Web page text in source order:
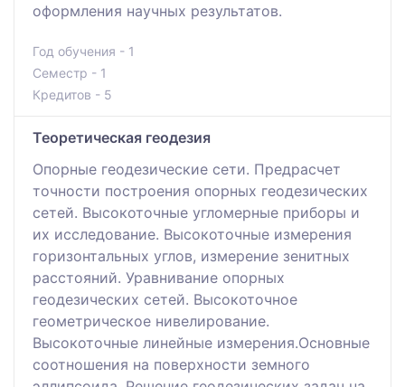
оформления научных результатов.
Год обучения - 1
Семестр - 1
Кредитов - 5
Теоретическая геодезия
Опорные геодезические сети. Предрасчет
точности построения опорных геодезических
сетей. Высокоточные угломерные приборы и
их исследование. Высокоточные измерения
горизонтальных углов, измерение зенитных
расстояний. Уравнивание опорных
геодезических сетей. Высокоточное
геометрическое нивелирование.
Высокоточные линейные измерения.Основные
соотношения на поверхности земного